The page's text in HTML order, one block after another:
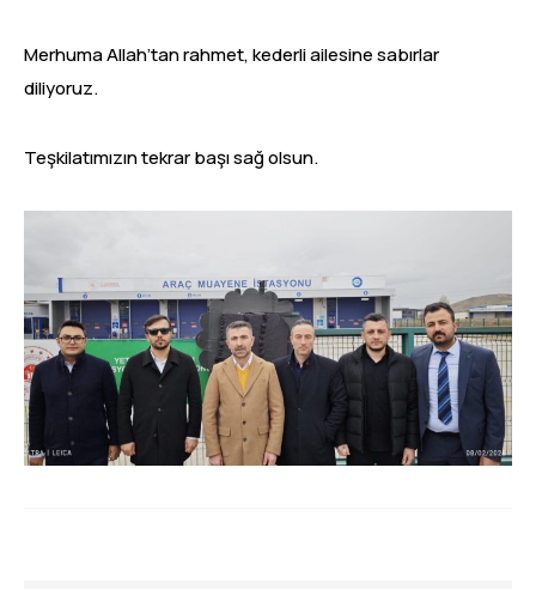
Merhuma Allah’tan rahmet, kederli ailesine sabırlar
diliyoruz.
Teşkilatımızın tekrar başı sağ olsun.